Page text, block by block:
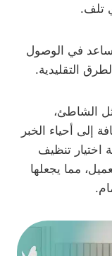
تلف.
في الوصول
التقليدية.
الشاطئ،
إلى أحياء الخبر
اختيار تنظيف
مما يجعلها